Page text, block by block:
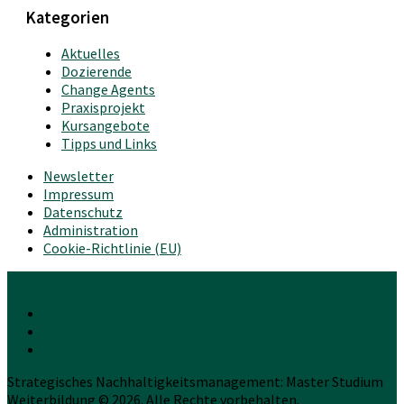
Kategorien
Aktuelles
Dozierende
Change Agents
Praxisprojekt
Kursangebote
Tipps und Links
Newsletter
Impressum
Datenschutz
Administration
Cookie-Richtlinie (EU)
Strategisches Nachhaltigkeitsmanagement: Master Studium
Weiterbildung © 2026. Alle Rechte vorbehalten.